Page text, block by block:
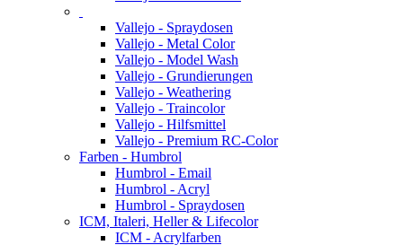
Vallejo - Spraydosen
Vallejo - Metal Color
Vallejo - Model Wash
Vallejo - Grundierungen
Vallejo - Weathering
Vallejo - Traincolor
Vallejo - Hilfsmittel
Vallejo - Premium RC-Color
Farben - Humbrol
Humbrol - Email
Humbrol - Acryl
Humbrol - Spraydosen
ICM, Italeri, Heller & Lifecolor
ICM - Acrylfarben